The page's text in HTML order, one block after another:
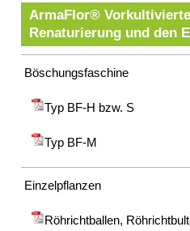
Substratmatte
Impressum
Datenschutz
MENÜ
SCHLIESSEN
Flinke
RepoFloat®
Repotex®
ArmaFlor®
Renaturierung und den
Böschungsfaschine
Typ BF-H bzw. S
Typ BF-M
Einzelpflanzen
Röhrichtballen,